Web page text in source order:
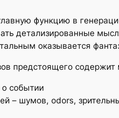
функцию в
детализированные
оказывается
предстоящего
событии
– шумов, odors,